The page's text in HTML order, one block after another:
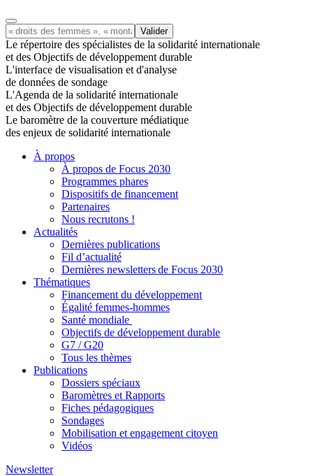
Le répertoire des spécialistes de la solidarité internationale
et des Objectifs de développement durable
L'interface de visualisation et d'analyse
de données de sondage
L'Agenda de la solidarité internationale
et des Objectifs de développement durable
Le baromètre de la couverture médiatique
des enjeux de solidarité internationale
À propos
À propos de Focus 2030
Programmes phares
Dispositifs de financement
Partenaires
Nous recrutons !
Actualités
Dernières publications
Fil d’actualité
Dernières newsletters de Focus 2030
Thématiques
Financement du développement
Égalité femmes-hommes
Santé mondiale
Objectifs de développement durable
G7 / G20
Tous les thèmes
Publications
Dossiers spéciaux
Baromètres et Rapports
Fiches pédagogiques
Sondages
Mobilisation et engagement citoyen
Vidéos
Newsletter